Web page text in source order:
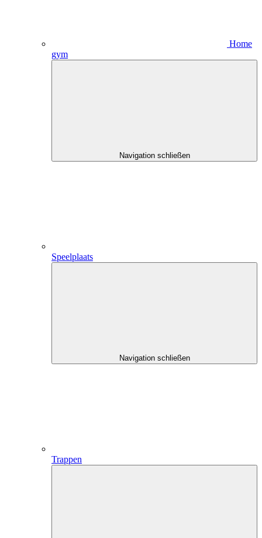
Home
gym
Navigation schließen
Speelplaats
Navigation schließen
Trappen